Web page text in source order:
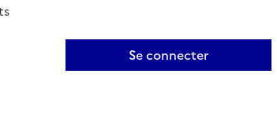
Se connecter